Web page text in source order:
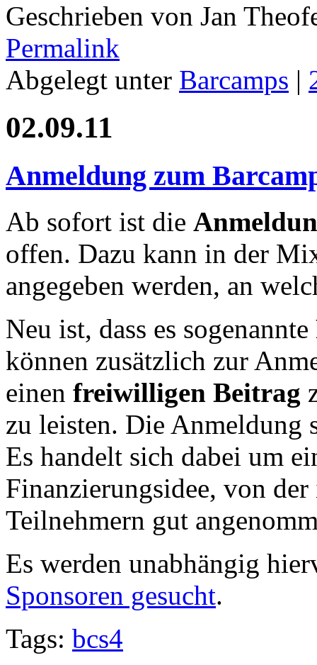
Geschrieben von Jan
Permalink
Abgelegt unter Barcamps |
02.09.11
Anmeldung zum
Ab sofort ist die
offen. Dazu kann in der
angegeben werden, an
Neu ist, dass es sogenannte
können zusätzlich zur
einen freiwilligen Beitrag
zu leisten. Die Anmeldung
Es handelt sich dabei um
Finanzierungsidee, von
Teilnehmern gut
Es werden unabhängig
Sponsoren gesucht.
Tags: bcs4